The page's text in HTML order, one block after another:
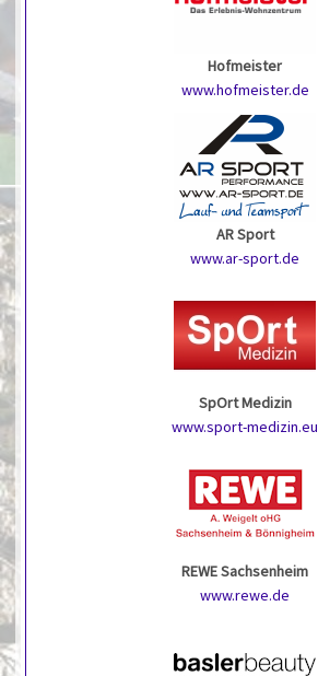
Hofmeister
www.hofmeister.de
AR Sport
www.ar-sport.de
SpOrt Medizin
www.sport-medizin.eu
REWE Sachsenheim
www.rewe.de